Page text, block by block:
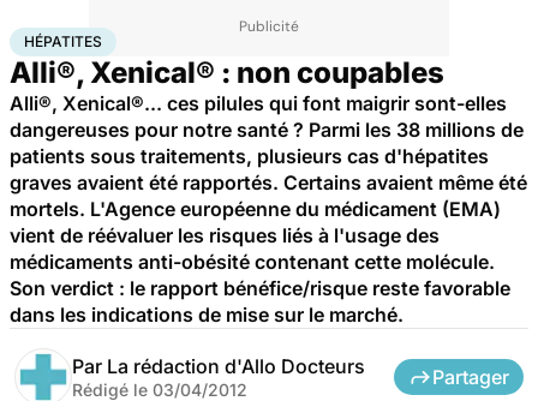
AccueilSanté Maladies
HÉPATITES
Alli®, Xenical® : non coupables
Alli®, Xenical®... ces pilules qui font maigrir sont-elles
dangereuses pour notre santé ? Parmi les 38 millions de
patients sous traitements, plusieurs cas d'hépatites
graves avaient été rapportés. Certains avaient même été
mortels. L'Agence européenne du médicament (EMA)
vient de réévaluer les risques liés à l'usage des
médicaments anti-obésité contenant cette molécule.
Son verdict : le rapport bénéfice/risque reste favorable
dans les indications de mise sur le marché.
Par La rédaction d'Allo Docteurs
Rédigé le 03/04/2012
Partager